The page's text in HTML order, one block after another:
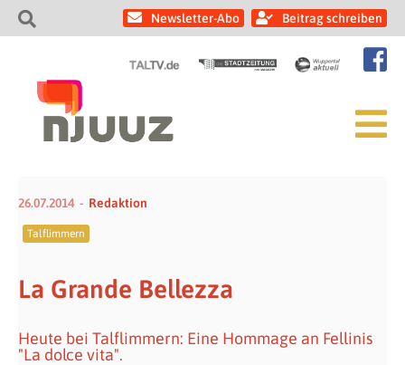
Newsletter-Abo Beitrag schreiben
26.07.2014 Redaktion
Talflimmern
La Grande Bellezza
Heute bei Talflimmern: Eine Hommage an Fellinis
"La dolce vita".